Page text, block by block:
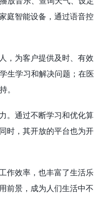
庭智能设备，通过语音控
，为客户提供及时、有效
生学习和解决问题；在医
。
。通过不断学习和优化算
时，其开放的平台也为开
作效率，也丰富了生活乐
前景，成为人们生活中不